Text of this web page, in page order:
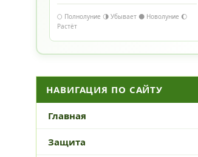
🌕 Полнолуние 🌗 Убывает 🌑 Новолуние 🌔
Растёт
НАВИГАЦИЯ ПО САЙТУ
Главная
Защита